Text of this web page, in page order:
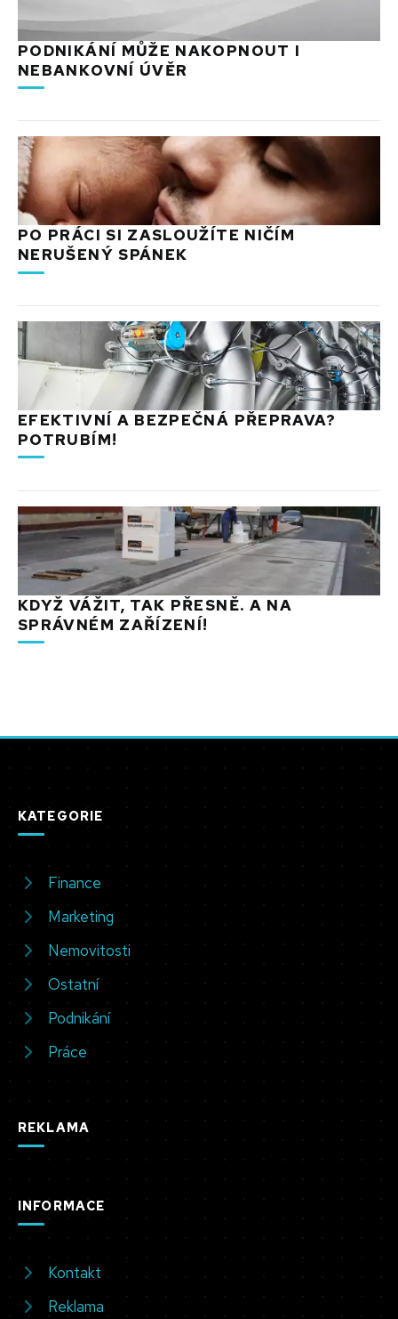
PODNIKÁNÍ MŮŽE NAKOPNOUT I
NEBANKOVNÍ ÚVĚR
PO PRÁCI SI ZASLOUŽÍTE NIČÍM
NERUŠENÝ SPÁNEK
EFEKTIVNÍ A BEZPEČNÁ PŘEPRAVA?
POTRUBÍM!
KDYŽ VÁŽIT, TAK PŘESNĚ. A NA
SPRÁVNÉM ZAŘÍZENÍ!
KATEGORIE
Finance
Marketing
Nemovitosti
Ostatní
Podnikání
Práce
REKLAMA
INFORMACE
Kontakt
Reklama